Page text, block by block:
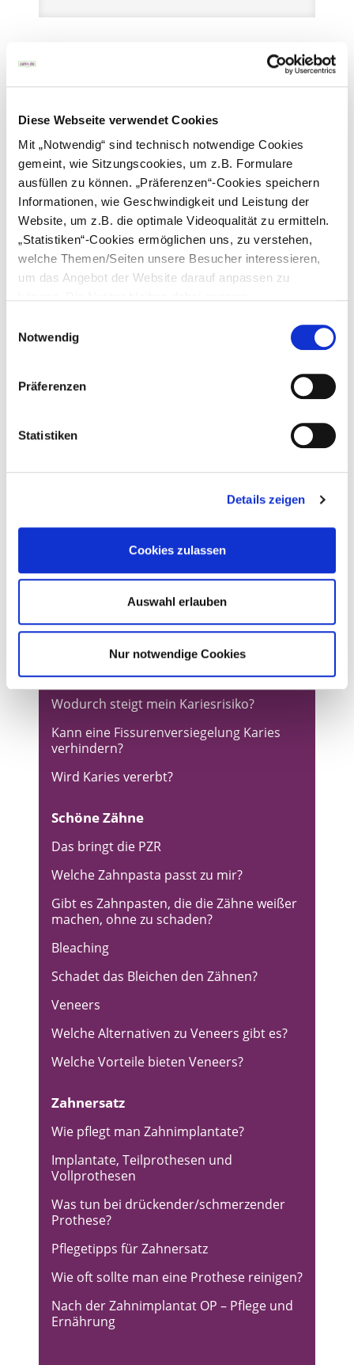
Diese Webseite verwendet Cookies
Mit „Notwendig“ sind technisch notwendige Cookies
gemeint, wie Sitzungscookies, um z.B. Formulare
ausfüllen zu können. „Präferenzen“-Cookies speichern
Informationen, wie Geschwindigkeit und Leistung der
Website, um z.B. die optimale Videoqualität zu ermitteln.
„Statistiken“-Cookies ermöglichen uns, zu verstehen,
welche Themen/Seiten unsere Besucher interessieren,
um das Angebot der Website darauf anpassen zu
Notwendig
Präferenzen
Statistiken
Details zeigen
Cookies zulassen
Auswahl erlauben
Nur notwendige Cookies
Kindgerechte Anleitung mit Bildern zum
Ausdrucken
zum Seitenanfang
Was ist Karies?
Muss bei Karies immer gebohrt werden?
Heilt das Bohren und die anschließende
Füllung eine Karies?
Karies
Wodurch steigt mein Kariesrisiko?
Kann eine Fissurenversiegelung Karies
verhindern?
Wird Karies vererbt?
Schöne Zähne
Das bringt die PZR
Welche Zahnpasta passt zu mir?
Gibt es Zahnpasten, die die Zähne weißer
machen, ohne zu schaden?
Bleaching
Schadet das Bleichen den Zähnen?
Veneers
Welche Alternativen zu Veneers gibt es?
Welche Vorteile bieten Veneers?
Zahnersatz
Wie pflegt man Zahnimplantate?
Implantate, Teilprothesen und
Vollprothesen
Was tun bei drückender/schmerzender
Prothese?
Pflegetipps für Zahnersatz
Wie oft sollte man eine Prothese reinigen?
Nach der Zahnimplantat OP – Pflege und
Ernährung